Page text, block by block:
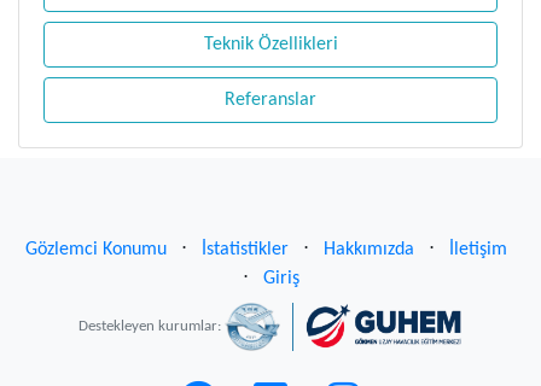
Teknik Özellikleri
Referanslar
Gözlemci Konumu ⋅ İstatistikler ⋅ Hakkımızda ⋅
İletişim
⋅
Giriş
Destekleyen kurumlar: